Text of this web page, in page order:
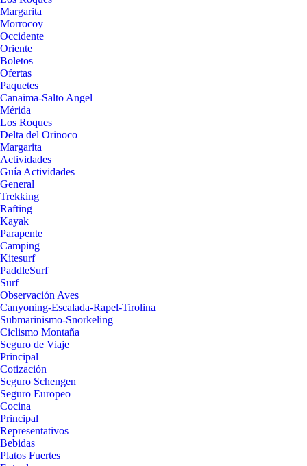
Margarita
Morrocoy
Occidente
Oriente
Boletos
Ofertas
Paquetes
Canaima-Salto Angel
Mérida
Los Roques
Delta del Orinoco
Margarita
Actividades
Guía Actividades
General
Trekking
Rafting
Kayak
Parapente
Camping
Kitesurf
PaddleSurf
Surf
Observación Aves
Canyoning-Escalada-Rapel-Tirolina
Submarinismo-Snorkeling
Ciclismo Montaña
Seguro de Viaje
Principal
Cotización
Seguro Schengen
Seguro Europeo
Cocina
Principal
Representativos
Bebidas
Platos Fuertes